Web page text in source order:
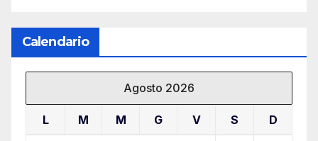
Calendario
Agosto 2026
L M M G V S D